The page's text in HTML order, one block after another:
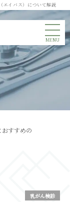
エイバス）について解説
MENU
すすめの
乳がん検診